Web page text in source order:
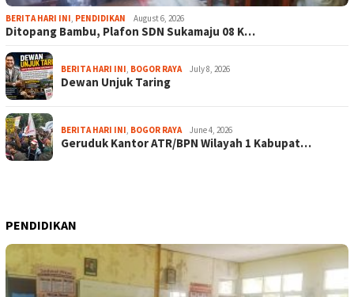
BERITA HARI INI, PENDIDIKAN August 6, 2026
Ditopang Bambu, Plafon SDN Sukamaju 08 K…
BERITA HARI INI, BOGOR RAYA July 8, 2026
Dewan Unjuk Taring
BERITA HARI INI, BOGOR RAYA June 4, 2026
Geruduk Kantor ATR/BPN Wilayah 1 Kabupat…
PENDIDIKAN